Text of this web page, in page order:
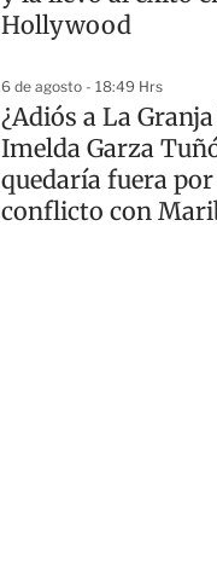
Hollywood
6 de agosto - 18:49 Hrs
¿Adiós a La Granja
Imelda Garza
quedaría fuera por
conflicto con